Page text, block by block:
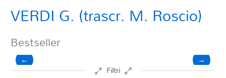
VERDI G. (trascr. M. Roscio)
Bestseller
← →
Filtri